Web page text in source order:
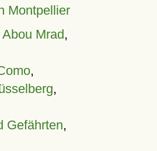
Montpellier
Mrad,
,
,
Gefährten,